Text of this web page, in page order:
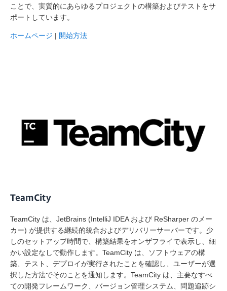
ことで、実質的にあらゆるプロジェクトの構築およびテストをサ
ポートしています。
ホームページ | 開始方法
TeamCity
TeamCity は、JetBrains (IntelliJ IDEA および ReSharper のメー
カー) が提供する継続的統合およびデリバリーサーバーです。少
しのセットアップ時間で、構築結果をオンザフライで表示し、細
かい設定なしで動作します。TeamCity は、ソフトウェアの構
築、テスト、デプロイが実行されたことを確認し、ユーザーが選
択した方法でそのことを通知します。TeamCity は、主要なすべ
ての開発フレームワーク、バージョン管理システム、問題追跡シ